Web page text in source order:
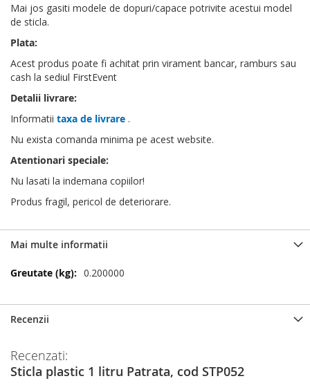
Mai jos gasiti modele de dopuri/capace potrivite acestui model
de sticla.
Plata:
Acest produs poate fi achitat prin virament bancar, ramburs sau
cash la sediul FirstEvent
Detalii livrare:
Informatii taxa de livrare .
Nu exista comanda minima pe acest website.
Atentionari speciale:
Nu lasati la indemana copiilor!
Produs fragil, pericol de deteriorare.
Mai multe informatii
Mai
0.200000
Recenzii
Recenzati:
Sticla plastic 1 litru Patrata, cod STP052